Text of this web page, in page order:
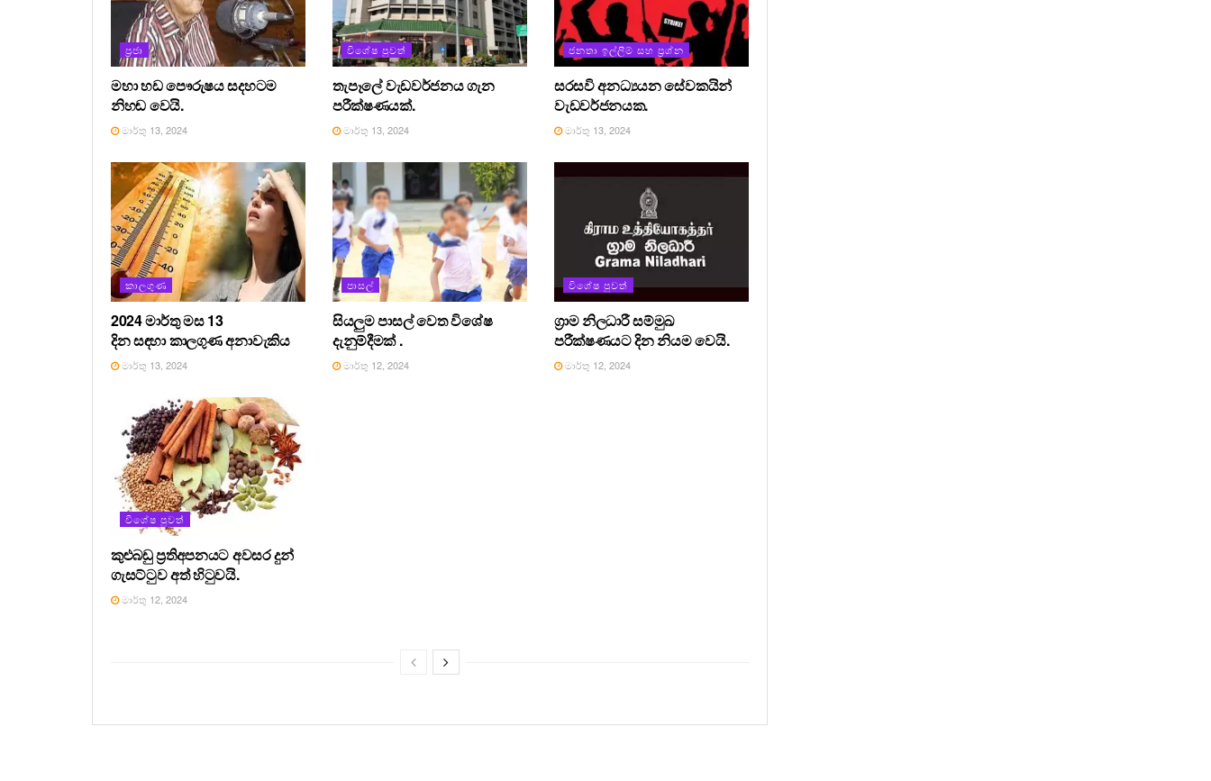
ප්‍රජා
මහා හඩ පෞරුෂය සදහටම
නිහඬ වෙයි.
මාර්තු 13, 2024
විශේෂ පුවත්
තැපෑලේ වැඩවර්ජනය ගැන
පරීක්ෂණයක්.
මාර්තු 13, 2024
ජනතා ඉල්ලීම් සහ ප්‍රශ්න
සරසවි අනධ්‍යයන සේවකයින්
වැඩවර්ජනයක.
මාර්තු 13, 2024
කාලගුණ
2024 මාර්තු මස 13
දින සඳහා කාලගුණ අනාවැකිය
මාර්තු 13, 2024
පාසල්
සියලුම පාසල් වෙත විශේෂ
දැනුම්දීමක් .
මාර්තු 12, 2024
විශේෂ පුවත්
ග්‍රාම නිලධාරී සම්මුඛ
පරීක්ෂණයට දින නියම වෙයි.
මාර්තු 12, 2024
විශේෂ පුවත්
කුළුබඩු ප්‍රතිඅපනයට අවසර දුන්
ගැසට්ටුව අත් හිටුවයි.
මාර්තු 12, 2024